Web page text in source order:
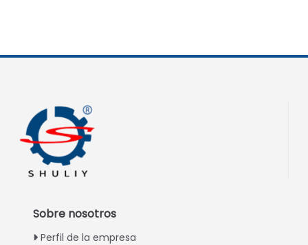
Sobre nosotros
Perfil de la empresa